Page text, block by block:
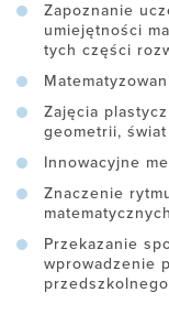
Zapoznanie
umiejętności
tych części
Zajęcia
geometrii,
Innowacyjne
Znaczenie
matematycznych
Przekazanie
wprowadzenie
przedszkolnego